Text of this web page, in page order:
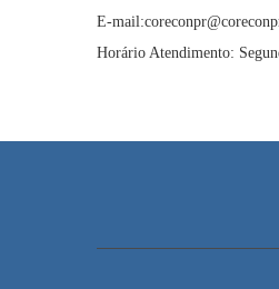
E-
Horário Atendimento: